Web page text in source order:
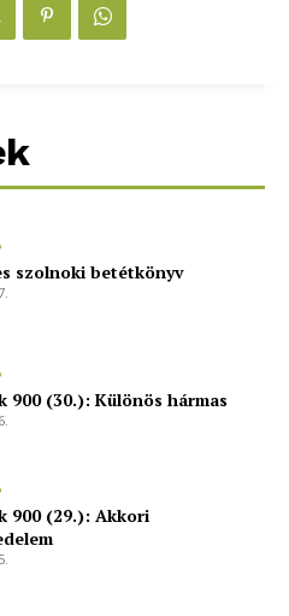
szolnoki betétkönyv
900 (30.): Különös hármas
900 (29.): Akkori